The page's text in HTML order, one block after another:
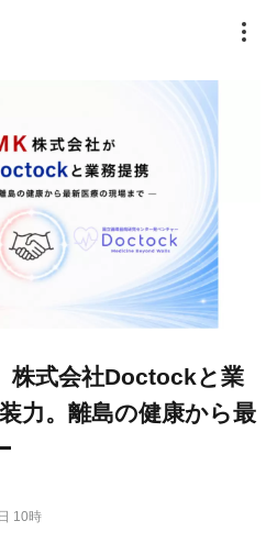
10時
株式会社Doctockと業
力。離島の健康から最